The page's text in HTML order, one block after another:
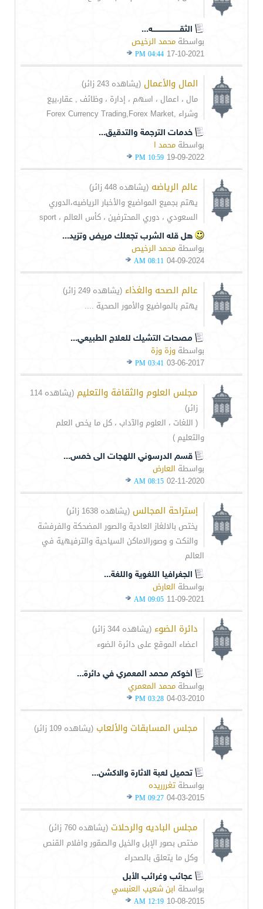
الثقـــــــــــــــــــــــه...
بواسطة محمد الرخيص
17-10-2021
04:44 PM
المال والأعمال (يشاهده 243 زائر)
مال ، اعمال ، اسهم ، إدارة ، وظائف , عقار،بيع
وشراء ,Forex Currency Trading,Forex Market
خدمات الترجمة والتدقيق...
بواسطة محمد ا
19-09-2022
10:59 PM
عالم الرياضه (يشاهده 448 زائر)
يهتم بجميع المواضيع والأخبار الرياضيه،الدوري
السعودي ، دوري المحترفين ، كأس العالم ، sport
هل قله الشرب تجعلك مريض وتزيد...
بواسطة محمد الرخيص
04-09-2024
08:11 AM
عالم الصحه والغذاء (يشاهده 249 زائر)
يهتم بالمواضيع والأمور الصحية ....
مصحات التشيك للعلاج الطبيعي...
بواسطة وزة وزة
03-06-2017
03:41 PM
مجلس العلوم والثقافة والتعليم
(يشاهده 114
زائر)
( اللغات ، العلوم والآداب ، كل ما يخص العلم
والتعليم )
قسم الدرسوني اللهجات الى خمس...
بواسطة العارض
02-11-2020
08:15 AM
إستراحة المجالس (يشاهده 1638 زائر)
يختص بالالغاز العادية والصور المضحكة والفرفشة
والنكت و وصورالاماكن السياحية والترفيهية في
العالم
الجغرافيا اللغوية واللغة...
بواسطة العارض
11-09-2021
09:05 AM
دائرة الضوء (يشاهده 344 زائر)
اعضاء الموقع على دائرة الضوء
أخوكم محمد المعمري في دائرة...
بواسطة محمد المعمري
04-03-2010
03:28 PM
مجلس المسابقات والألعاب (يشاهده 109 زائر)
تحميل لعبة الاثارة والاكشن...
بواسطة تغررريده
04-03-2015
09:27 PM
مجلس الباديه والرحلات (يشاهده 760 زائر)
مختص بصور الإبل والخيل والصقور وافلام القنص
وكل ما يتعلق بالصحراء
عجائب وغرائب الأبل
بواسطة ابن شعيب العنبسي
10-08-2015
12:19 AM